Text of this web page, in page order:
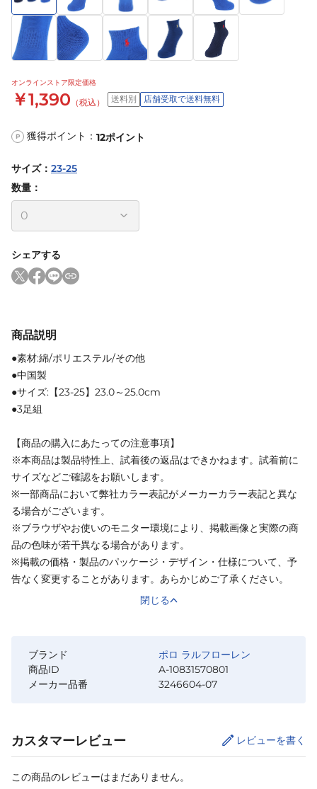
オンラインストア限定価格
￥1,390 （税込） 送料別 店舗受取で送料無料
P 獲得ポイント： 12ポイント
サイズ： 23-25
数量：
シェアする
商品説明
●素材:綿/ポリエステル/その他
●中国製
●サイズ:【23-25】23.0～25.0cm
●3足組
【商品の購入にあたっての注意事項】
※本商品は製品特性上、試着後の返品はできかねます。試着前に
サイズなどご確認をお願いします。
※一部商品において弊社カラー表記がメーカーカラー表記と異な
る場合がございます。
※ブラウザやお使いのモニター環境により、掲載画像と実際の商
品の色味が若干異なる場合があります。
※掲載の価格・製品のパッケージ・デザイン・仕様について、予
告なく変更することがあります。あらかじめご了承ください。
閉じる
ブランド
ポロ ラルフローレン
商品ID
A-10831570801
メーカー品番
3246604-07
カスタマーレビュー レビューを書く
この商品のレビューはまだありません。